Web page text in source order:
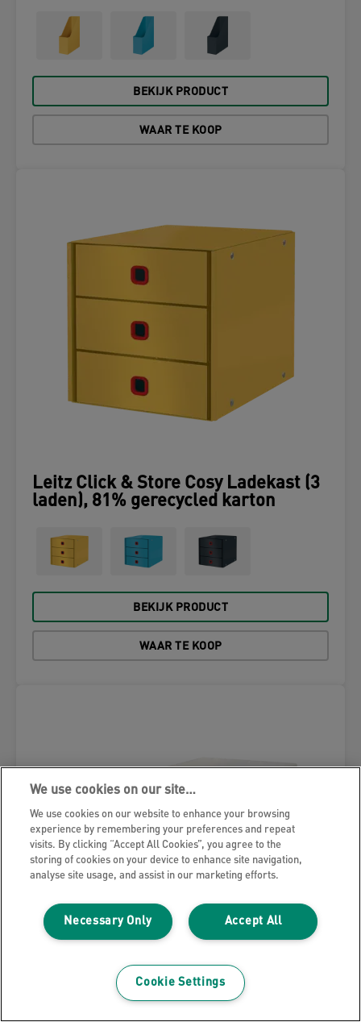
BEKIJK PRODUCT
WAAR TE KOOP
Leitz Click & Store Cosy Ladekast (3
laden), 81% gerecycled karton
BEKIJK PRODUCT
WAAR TE KOOP
Leitz Click & Store WOW CD-
opbergdoos, 84% gerecycled karton
We use cookies on our site…
We use cookies on our website to enhance your browsing
experience by remembering your preferences and repeat
visits. By clicking “Accept All Cookies”, you agree to the
storing of cookies on your device to enhance site navigation,
analyse site usage, and assist in our marketing efforts.
Accept All
Necessary Only
Cookie Settings